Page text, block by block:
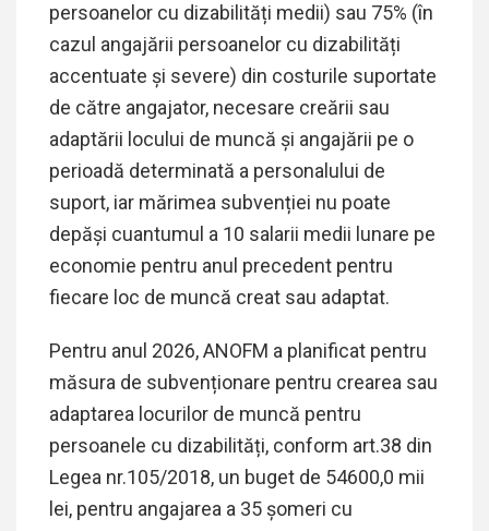
persoanelor cu dizabilități medii) sau 75% (în
cazul angajării persoanelor cu dizabilități
accentuate și severe) din costurile suportate
de către angajator, necesare creării sau
adaptării locului de muncă și angajării pe o
perioadă determinată a personalului de
suport, iar mărimea subvenției nu poate
depăși cuantumul a 10 salarii medii lunare pe
economie pentru anul precedent pentru
fiecare loc de muncă creat sau adaptat.
Pentru anul 2026, ANOFM a planificat pentru
măsura de subvenționare pentru crearea sau
adaptarea locurilor de muncă pentru
persoanele cu dizabilități, conform art.38 din
Legea nr.105/2018, un buget de 54600,0 mii
lei, pentru angajarea a 35 șomeri cu